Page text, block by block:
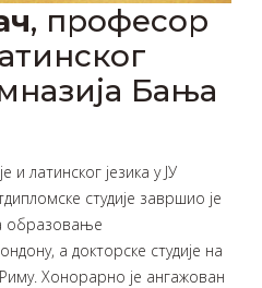
, професор
Бања
и латинског језика у ЈУ
студије завршио је
образовање
а докторске студије на
Хонорарно је ангажован